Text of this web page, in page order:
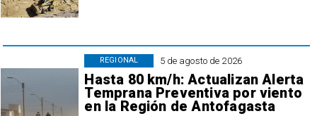
5 de agosto de 2026
Hasta 80 km/h: Actualizan Alerta
Temprana Preventiva por viento
en la Región de Antofagasta
REGIONAL